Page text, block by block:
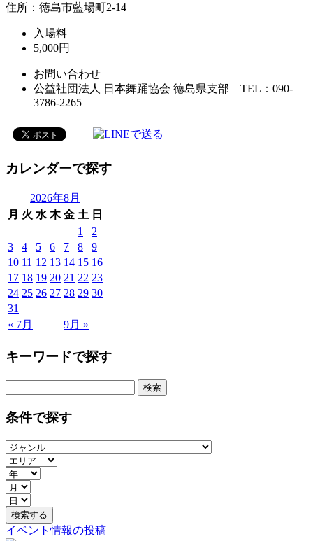
住所：徳島市藍場町2-14
入場料
5,000円
お問い合わせ
公益社団法人 日本舞踊協会 徳島県支部 TEL：090-
3786-2265
カレンダーで探す
2026年8月
月 火 水 木 金 土 日
« 7月 9月 »
1
2
3
4 5 6 7 8
9
10 11 12 13 14 15 16
17 18 19 20 21 22 23
24 25 26 27 28 29 30
31
キーワードで探す
条件で探す
イベント情報の投稿